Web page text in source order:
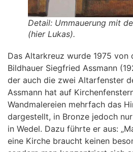
Detail: Ummauerung mit
(hier Lukas).
Das Altarkreuz wurde 1975 von
Bildhauer Siegfried Assmann
der auch die zwei Altarfenster
Assmann hat auf
Wandmalereien mehrfach das
dargestellt, in Bronze jedoch
in Wedel. Dazu führte er aus:
eine Kirche braucht keinen